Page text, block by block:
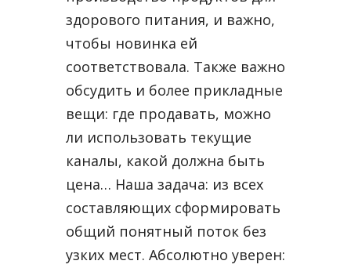
здорового питания, и важно,
чтобы новинка ей
соответствовала. Также важно
обсудить и более прикладные
вещи: где продавать, можно
ли использовать текущие
каналы, какой должна быть
цена… Наша задача: из всех
составляющих сформировать
общий понятный поток без
узких мест. Абсолютно уверен: